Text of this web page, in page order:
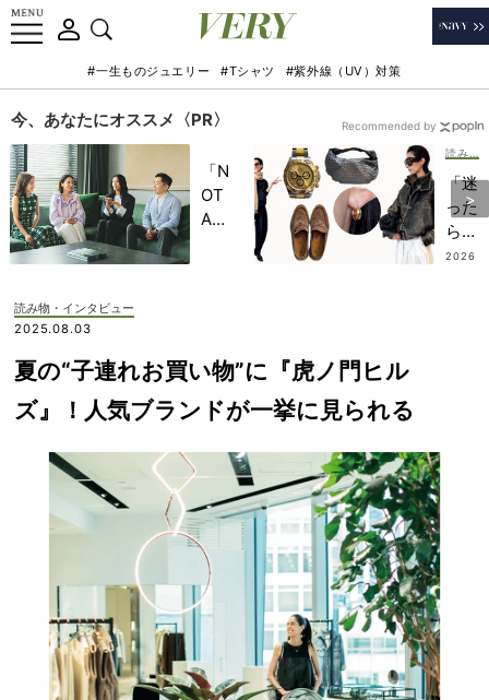
#一生ものジュエリー #Tシャツ #紫外線（UV）対策
今、あなたにオススメ〈PR〉
「N
OT
A
記憶
に一
生残
【極
家族
旅】
を
「迷
った
ら買
わな
2026
Recommended by
読み物・インタビュー
2025.08.03
夏の“子連れお買い物”に『虎ノ門ヒル
ズ』！人気ブランドが一挙に見られる